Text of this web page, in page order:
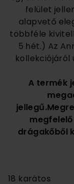
felület
alapvető
többféle
5 hét.) Az
kollekciójáról
A termék
drágakőből
18 karátos